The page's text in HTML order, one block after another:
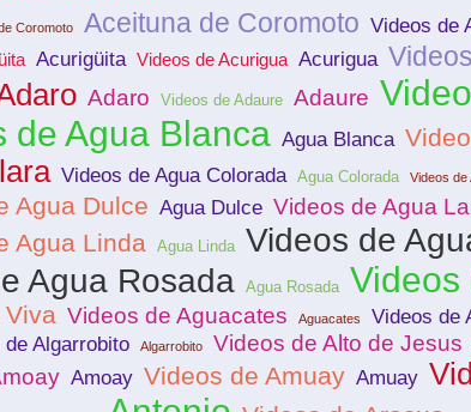
Coromoto Aceituna de Coromoto Videos de
Acurigüita Videos de Acurigua Acurigua
Adaro Videos de Adaure Adaure
de Agua Blanca Agua Blanca
Videos de Agua Colorada Agua Colorada Videos de
Agua Dulce Agua Dulce Videos de Agua
Agua Linda Agua Linda Videos de
Agua Rosada Agua Rosada Videos
Viva Videos de Aguacates Aguacates Videos de
de Algarrobito Algarrobito Videos de Alto de Jesus
Amoay Videos de Amuay Amuay